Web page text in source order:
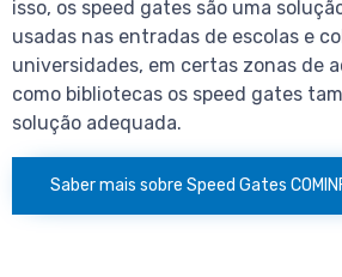
isso, os speed gates são uma
usadas nas entradas de escolas e
universidades, em certas zonas de
como bibliotecas os speed gates
solução adequada.
Saber mais sobre Speed Gates